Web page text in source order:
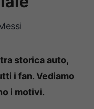
storica auto,
i fan. Vediamo
i motivi.